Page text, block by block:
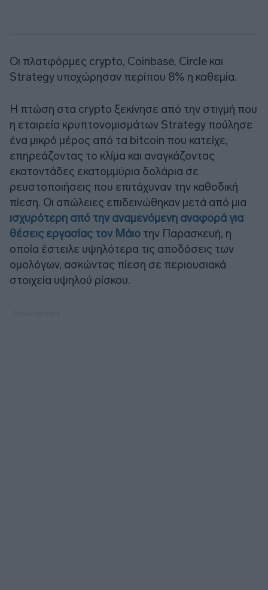
Οι πλατφόρμες crypto, Coinbase, Circle και
Strategy υποχώρησαν περίπου 8% η καθεμία.
Η πτώση στα crypto ξεκίνησε από την στιγμή που
η εταιρεία κρυπτονομισμάτων Strategy πούλησε
ένα μικρό μέρος από τα bitcoin που κατείχε,
επηρεάζοντας το κλίμα και αναγκάζοντας
εκατοντάδες εκατομμύρια δολάρια σε
ρευστοποιήσεις που επιτάχυναν την καθοδική
πίεση. Οι απώλειες επιδεινώθηκαν μετά από μια
ισχυρότερη από την αναμενόμενη αναφορά για
θέσεις εργασίας τον Μάιο την Παρασκευή, η
οποία έστειλε υψηλότερα τις αποδόσεις των
ομολόγων, ασκώντας πίεση σε περιουσιακά
στοιχεία υψηλού ρίσκου.